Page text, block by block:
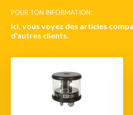
POUR TON INFORMATION:
Ici, vous voyez des articles
d'autres clients.